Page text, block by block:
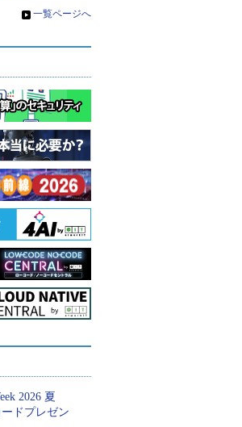
» 一覧ページへ
2026 夏
ードプレゼン